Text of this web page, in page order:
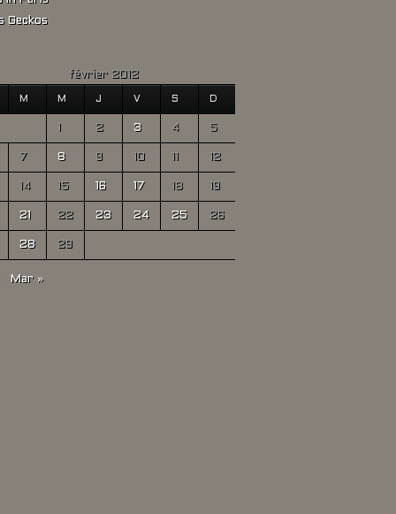
Geckos
février 2012
M M J V S D
1 2 3 4 5
7 8 9 10 11 12
14 15 16 17 18 19
21 22 23 24 25 26
28 29
Mar »